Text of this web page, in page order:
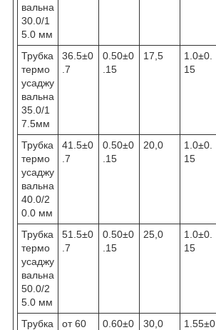
вальна
30.0/1
5.0 мм
Трубка
термо
усаджу
вальна
35.0/1
7.5мм
36.5±0
.7
0.50±0
.15
17,5
1.0±0.
15
Трубка
термо
усаджу
вальна
40.0/2
0.0 мм
41.5±0
.7
0.50±0
.15
20,0
1.0±0.
15
Трубка
термо
усаджу
вальна
50.0/2
5.0 мм
51.5±0
.7
0.50±0
.15
25,0
1.0±0.
15
Трубка
от 60
0.60±0
30,0
1.55±0